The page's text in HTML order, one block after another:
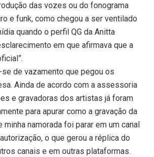
das vozes ou do fonograma
e funk, como chegou a ser ventilado
quando o perfil QG da Anitta
em que afirmava que a
se de vazamento que pegou os
Ainda de acordo com a assessoria
e gravadoras dos artistas já foram
para apurar como a gravação da
minha namorada foi parar em um canal
o que gerou a réplica do
canais e em outras plataformas.